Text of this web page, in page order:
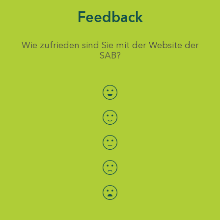
Feedback
Wie zufrieden sind Sie mit der Website der
SAB?
Bewertung auswählen